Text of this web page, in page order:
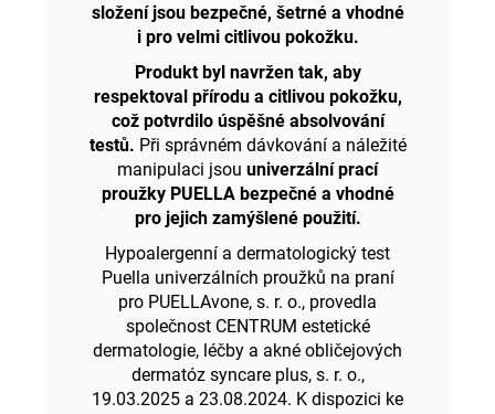
složení jsou bezpečné, šetrné a vhodné
i pro velmi citlivou pokožku.
Produkt byl navržen tak, aby
respektoval přírodu a citlivou pokožku,
což potvrdilo úspěšné absolvování
testů. Při správném dávkování a náležité
manipulaci jsou univerzální prací
proužky PUELLA bezpečné a vhodné
pro jejich zamýšlené použití.
Hypoalergenní a dermatologický test
Puella univerzálních proužků na praní
pro PUELLAvone, s. r. o., provedla
společnost CENTRUM estetické
dermatologie, léčby a akné obličejových
dermatóz syncare plus, s. r. o.,
19.03.2025 a 23.08.2024. K dispozici ke